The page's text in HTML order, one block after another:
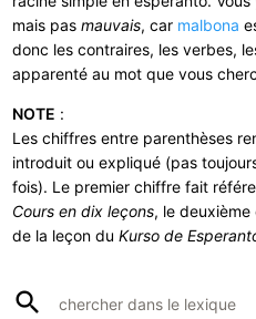
mais pas mauvais, car malbona
donc les contraires, les verbes,
apparenté au mot que vous
NOTE :
Les chiffres entre parenthèses
introduit ou expliqué (pas
fois). Le premier chiffre fait
Cours en dix leçons, le
de la leçon du Kurso de
search chercher dans le lexique